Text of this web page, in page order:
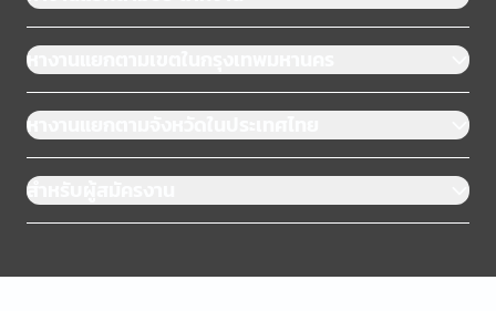
หางานแยกตามเขตในกรุงเทพมหานคร
หางานแยกตามจังหวัดในประเทศไทย
สำหรับผู้สมัครงาน